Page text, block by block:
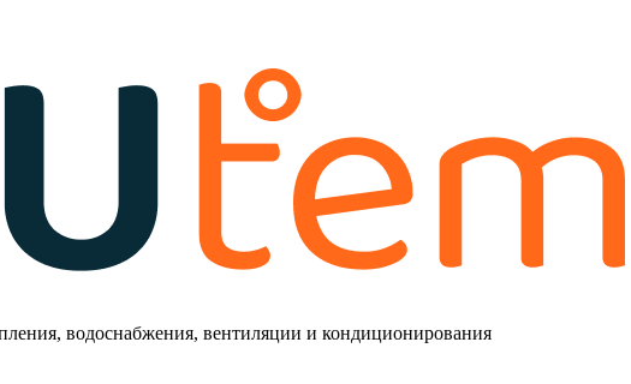
водоснабжения, вентиляции и кондиционирования